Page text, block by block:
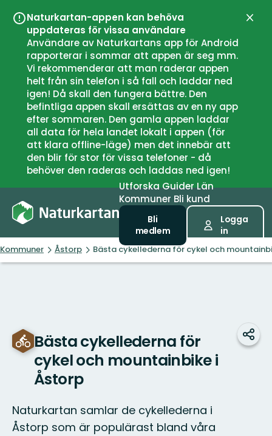
Naturkartan-appen kan behöva
uppdateras för vissa användare
Användare av Naturkartans app för Android
rapporterar i sommar att appen är seg mm.
Vi rekommenderar att man raderar appen
helt från sin telefon i så fall och laddar ned
igen! Då skall den fungera bättre. Den
befintliga appen skall ersättas av en ny app
efter sommaren. Den gamla appen laddar
all data för hela landet lokalt i appen (för
att klara offline-läge) men det innebär att
den blir för stor för vissa telefoner - då
behöver den raderas och laddas ned igen!
UtforskaGuiderLän
Kommuner Bli kund
Bli
medlem
Logga
in
Kommuner Åstorp Bästa cykellederna för cykel och
Bästa cykellederna för
cykel och mountainbike i
Åstorp
Naturkartan samlar de cykellederna i
Åstorp som är populärast bland våra
Dela